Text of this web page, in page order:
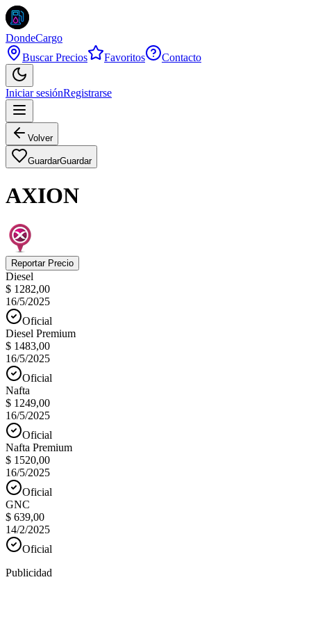
DondeCargo
Buscar Precios
Favoritos Contacto
Iniciar sesiónRegistrarse
Volver
GuardarGuardar
AXION
Reportar Precio
Diesel
$ 1282,00
16/5/2025
Oficial
Diesel Premium
$ 1483,00
16/5/2025
Oficial
Nafta
$ 1249,00
16/5/2025
Oficial
Nafta Premium
$ 1520,00
16/5/2025
Oficial
GNC
$ 639,00
14/2/2025
Oficial
Publicidad